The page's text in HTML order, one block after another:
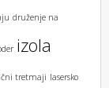
druženje na
izola
tretmaji lasersko